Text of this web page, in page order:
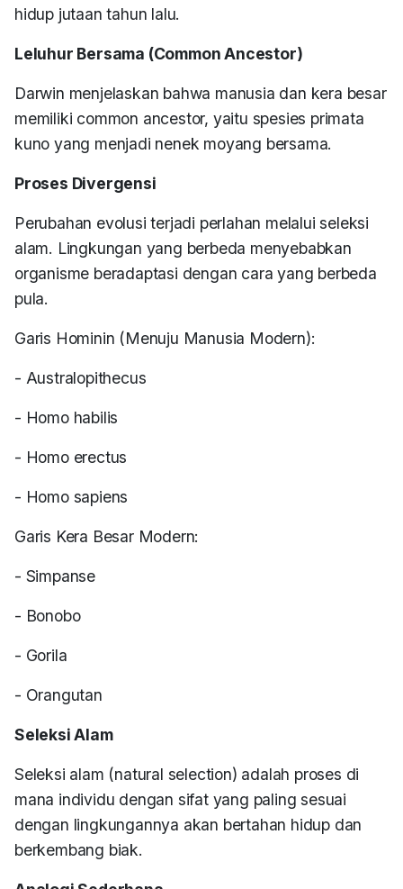
hidup jutaan tahun lalu.
Leluhur Bersama (Common Ancestor)
Darwin menjelaskan bahwa manusia dan kera besar
memiliki common ancestor, yaitu spesies primata
kuno yang menjadi nenek moyang bersama.
Proses Divergensi
Perubahan evolusi terjadi perlahan melalui seleksi
alam. Lingkungan yang berbeda menyebabkan
organisme beradaptasi dengan cara yang berbeda
pula.
Garis Hominin (Menuju Manusia Modern):
- Australopithecus
- Homo habilis
- Homo erectus
- Homo sapiens
Garis Kera Besar Modern:
- Simpanse
- Bonobo
- Gorila
- Orangutan
Seleksi Alam
Seleksi alam (natural selection) adalah proses di
mana individu dengan sifat yang paling sesuai
dengan lingkungannya akan bertahan hidup dan
berkembang biak.